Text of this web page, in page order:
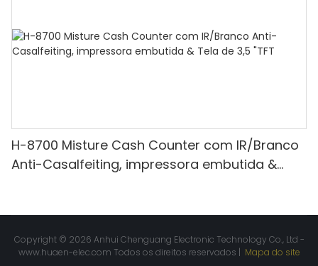
H-8700 Misture Cash Counter com IR/Branco
Anti-Casalfeiting, impressora embutida &
Copyright © 2026 Anhui Chenguang Electronic Technology Co., Ltd -
www.huaen-elec.com Todos os direitos reservados | Mapa do site